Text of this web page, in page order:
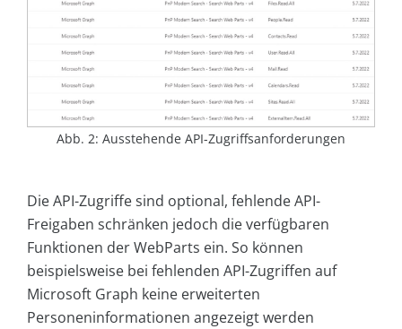
Abb. 2: Ausstehende API-Zugriffsanforderungen
Die API-Zugriffe sind optional, fehlende API-
Freigaben schränken jedoch die verfügbaren
Funktionen der WebParts ein. So können
beispielsweise bei fehlenden API-Zugriffen auf
Microsoft Graph keine erweiterten
Personeninformationen angezeigt werden